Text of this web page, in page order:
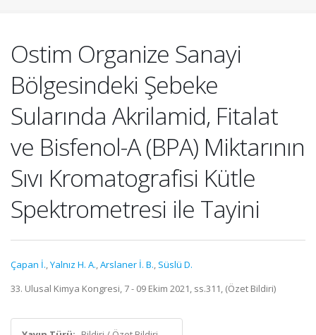
Ostim Organize Sanayi
Bölgesindeki Şebeke
Sularında Akrilamid, Fitalat
ve Bisfenol-A (BPA) Miktarının
Sıvı Kromatografisi Kütle
Spektrometresi ile Tayini
Çapan İ.,Yalnız H. A.,Arslaner İ. B., Süslü D.
33. Ulusal Kimya Kongresi, 7 - 09 Ekim 2021, ss.311, (Özet Bildiri)